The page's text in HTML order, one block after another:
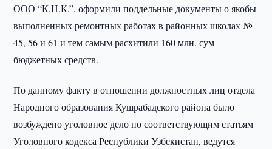
ООО “К.Н.К.”, оформили поддельные документы о якобы
выполненных ремонтных работах в районных школах №
45, 56 и 61 и тем самым расхитили 160 млн. сум
бюджетных средств.
По данному факту в отношении должностных лиц отдела
Народного образования Кушрабадского района было
возбуждено уголовное дело по соответствующим статьям
Уголовного кодекса Республики Узбекистан, ведутся